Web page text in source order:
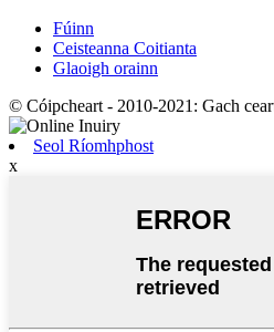
Fúinn
Ceisteanna Coitianta
Glaoigh orainn
© Cóipcheart - 2010-2021: Gach
Seol Ríomhphost
x